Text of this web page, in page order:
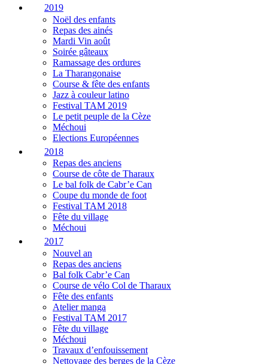
2019
Noël des enfants
Repas des ainés
Mardi Vin août
Soirée gâteaux
Ramassage des ordures
La Tharangonaise
Course & fête des enfants
Jazz à couleur latino
Festival TAM 2019
Le petit peuple de la Cèze
Méchoui
Elections Européennes
2018
Repas des anciens
Course de côte de Tharaux
Le bal folk de Cabr’e Can
Coupe du monde de foot
Festival TAM 2018
Fête du village
Méchoui
2017
Nouvel an
Repas des anciens
Bal folk Cabr’e Can
Course de vélo Col de Tharaux
Fête des enfants
Atelier manga
Festival TAM 2017
Fête du village
Méchoui
Travaux d’enfouissement
Nettoyage des berges de la Cèze